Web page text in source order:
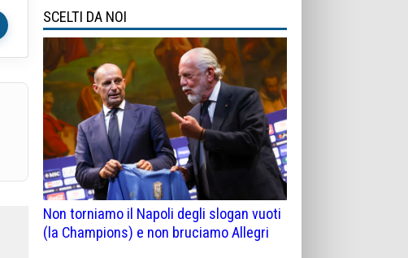
SCELTI DA NOI
Non torniamo il Napoli degli slogan vuoti
(la Champions) e non bruciamo Allegri